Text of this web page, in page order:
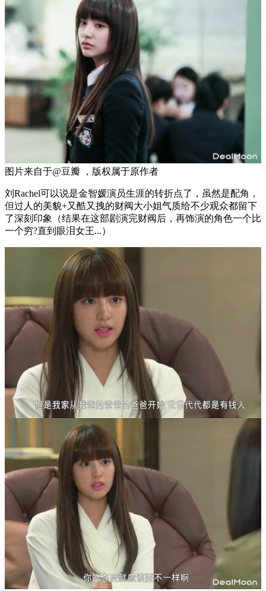
图片来自于@豆瓣 ，版权属于原作者
刘Rachel可以说是金智媛演员生涯的转折点了，虽然是配角，
但过人的美貌+又酷又拽的财阀大小姐气质给不少观众都留下
了深刻印象（结果在这部剧演完财阀后，再饰演的角色一个比
一个穷?直到眼泪女王...）